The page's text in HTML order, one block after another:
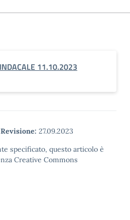
11.10.2023
Revisione: 27.09.2023
specificato, questo articolo è
Creative Commons